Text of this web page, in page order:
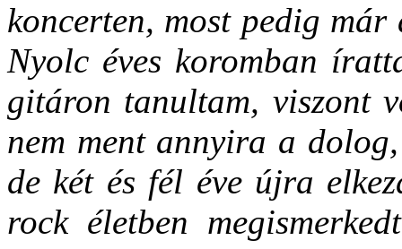
koncerten, most pedig
Nyolc éves koromban
gitáron tanultam, viszont
nem ment annyira a
de két és fél éve újra
rock életben